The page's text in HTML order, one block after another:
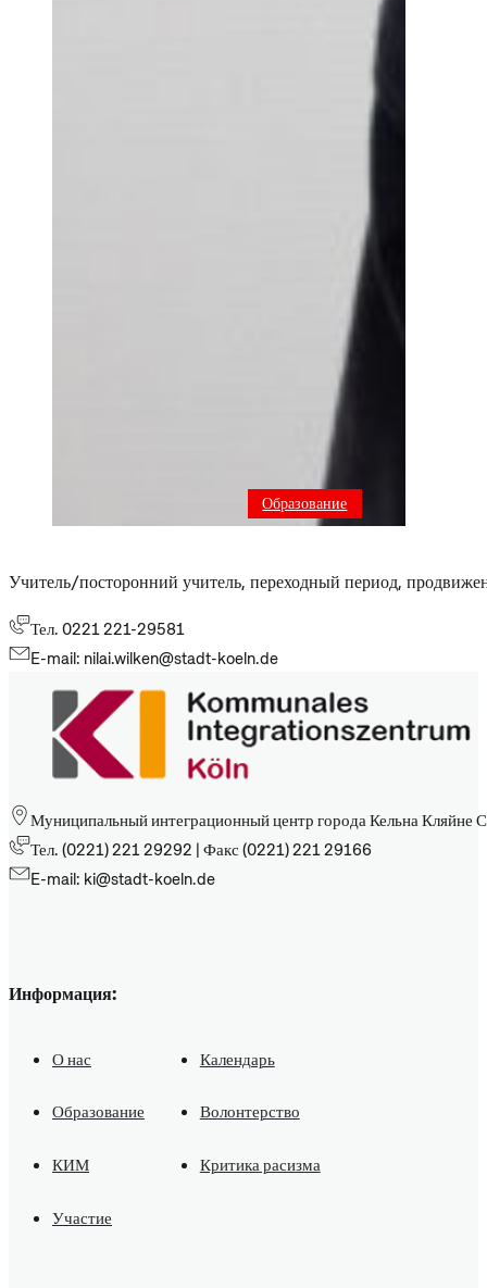
Учитель/посторонний учитель, переходный период,
Образование
Тел. 0221 221-29581
E-mail: nilai.wilken@stadt-koeln.de
Муниципальный интеграционный центр города Кельна Кляйне
Тел. (0221) 221 29292 | Факс (0221) 221 29166
E-mail: ki@stadt-koeln.de
Информация:
О нас Календарь
Образование Волонтерство
КИМ Критика расизма
Участие